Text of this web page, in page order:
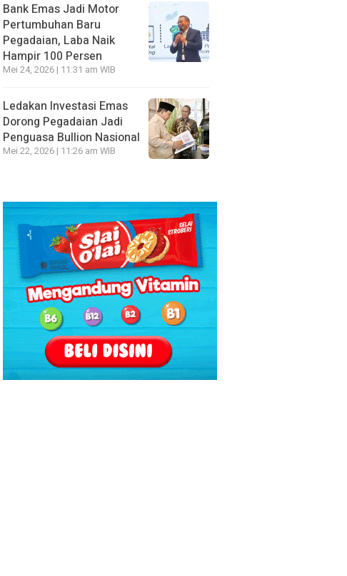
Bank Emas Jadi Motor
Pertumbuhan Baru
Pegadaian, Laba Naik
Hampir 100 Persen
Mei 24, 2026 | 11:31 am WIB
Ledakan Investasi Emas
Dorong Pegadaian Jadi
Penguasa Bullion Nasional
Mei 22, 2026 | 11:26 am WIB